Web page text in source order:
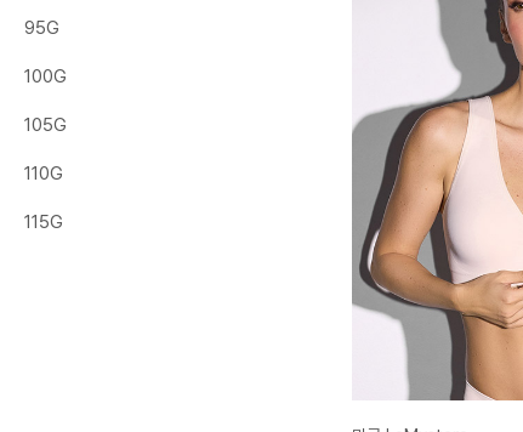
95G
100G
105G
110G
115G